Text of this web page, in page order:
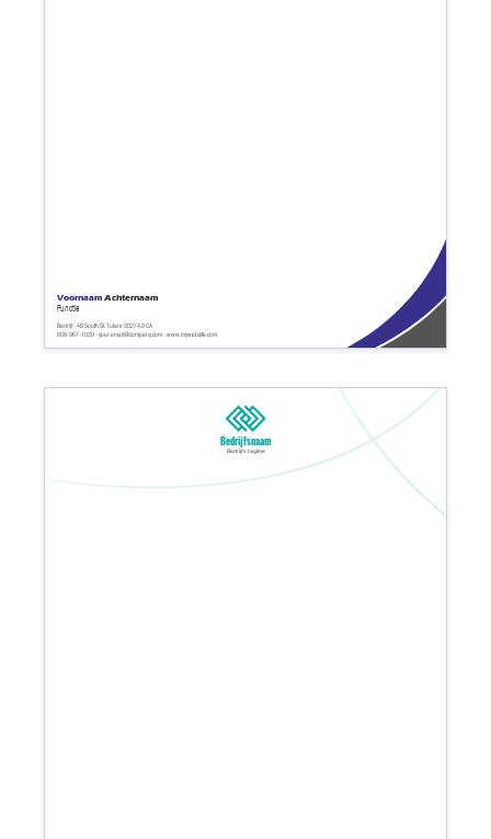
608-967-1020 - your.email@company.com - www.mywebsite.com
Bedrijf - 48 South St. Tulare 93274.0 CA
Functie
Voornaam Achternaam
Bedrijfsnaam
Bedrijfs tagline